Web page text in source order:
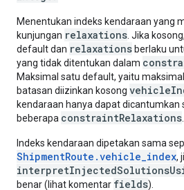
Menentukan indeks kendaraan yang
kunjungan relaxations . Jika
default dan relaxations berlaku
yang tidak ditentukan dalam
Maksimal satu default, yaitu
batasan diizinkan kosong
kendaraan hanya dapat dicantumkan
beberapa constraintRelaxations
Indeks kendaraan dipetakan sama
ShipmentRoute.vehicle_index,
benar (lihat komentar fields).